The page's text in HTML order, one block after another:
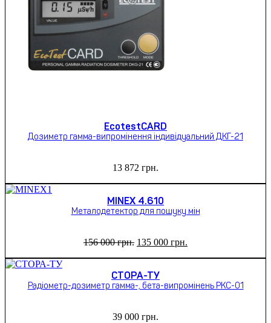
EcotestCARD
Дозиметр гамма-випромінення індивідуальний ДКГ-21
13 872 грн.
MINEX 4.610
Металодетектор для пошуку мін
156 000грн. Оригінальна
000 грн..
135 000 грн.
СТОРА-ТУ
Радіометр-дозиметр гамма-, бета-випромінень РКС-01
39 000 грн.